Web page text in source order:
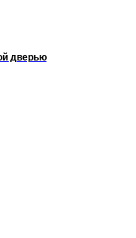
дверью